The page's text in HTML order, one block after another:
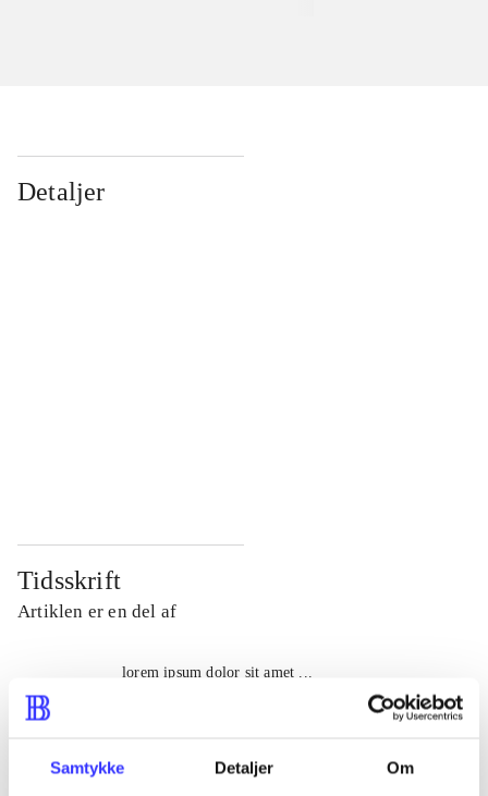
Samtykke Detaljer Om
Detaljer
Tidsskrift
Artiklen er en del af
lorem ipsum dolor sit amet ...